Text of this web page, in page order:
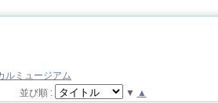
ルミュージアム
並び順 :
▼ ▲